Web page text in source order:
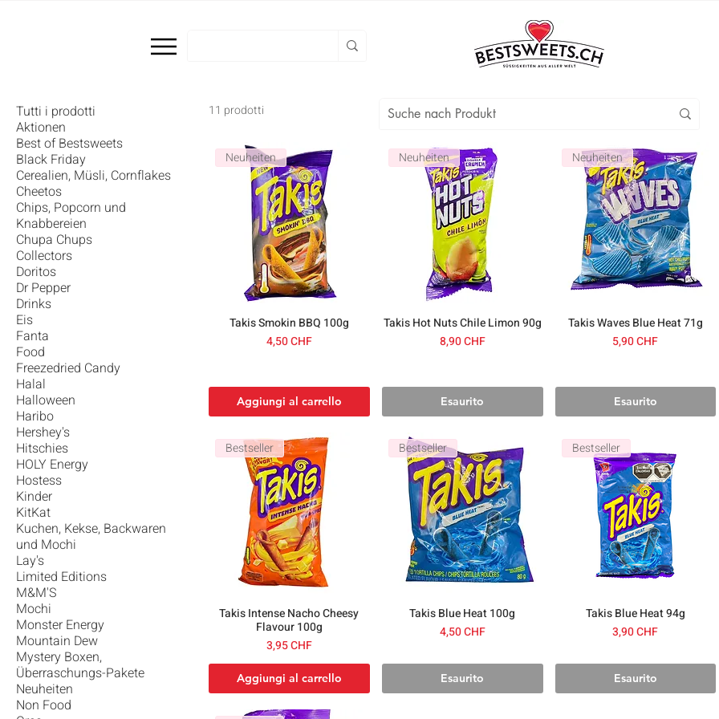
Tutti i prodotti
Aktionen
Best of Bestsweets
Black Friday
Cerealien, Müsli, Cornflakes
Cheetos
Chips, Popcorn und
Knabbereien
Chupa Chups
Collectors
Doritos
Dr Pepper
Drinks
Eis
Fanta
Food
Freezedried Candy
Halal
Halloween
Haribo
Hershey's
Hitschies
HOLY Energy
Hostess
Kinder
KitKat
Kuchen, Kekse, Backwaren
und Mochi
Lay's
Limited Editions
M&M'S
Mochi
Monster Energy
Mountain Dew
Mystery Boxen,
Überraschungs-Pakete
Neuheiten
Non Food
11 prodotti
Neuheiten
Takis Smokin BBQ 100g
Prezzo
4,50 CHF
Aggiungi al carrello
Neuheiten
Takis Hot Nuts Chile Limon 90g
Prezzo
8,90 CHF
Esaurito
Neuheiten
Takis Waves Blue Heat 71g
Prezzo
5,90 CHF
Esaurito
Bestseller
Takis Intense Nacho Cheesy
Flavour 100g
Prezzo
3,95 CHF
Aggiungi al carrello
Bestseller
Takis Blue Heat 100g
Prezzo
4,50 CHF
Esaurito
Bestseller
Takis Blue Heat 94g
Prezzo
3,90 CHF
Esaurito